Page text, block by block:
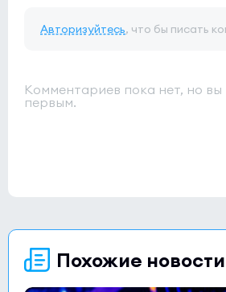
Авторизуйтесь, что бы писать
Комментариев пока нет, но
первым.
Похожие новости